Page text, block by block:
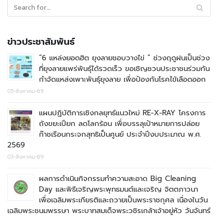
ข่าวประชาสัมพันธ์
“6 แหล่งยอดฮิต ยุงลายชอบวางไข่ ” ช่วงฤดูฝนเป็นช่วง
ที่ยุงลายแพร่พันธุ์ได้รวดเร็ว ขอเชิญชวนประชาชนร่วมกัน
กำจัดแหล่งเพาะพันธุ์ยุงลาย เพื่อป้องกันโรคไข้เลือดออก
05-สิงหาคม-69
แผนปฏิบัติการเชิงกลยุทธ์แนวใหม่ RE-X-RAY โครงการ
ถังขยะเปียก ลดโลกร้อน เพื่อบรรลุเป้าหมายการปล่อย
ก๊าชเรือนกระจกสุทธิเป็นศูนย์ ประจำปีงบประมาณ พ.ศ.
2569
03-สิงหาคม-69
ผลการดำเนินกิจกรรมทำความสะอาด Big Cleaning
Day และพิธีเจริญพระพุทธมนต์และเจริญ จิตตภาวนา
เพื่อเฉลิมพระเกียรติและถวายเป็นพระราชกุศล เนื่องในวัน
เฉลิมพระชนมพรรษา พระบาทสมเด็จพระวชิรเกล้าเจ้าอยู่หัว วันจันทร์